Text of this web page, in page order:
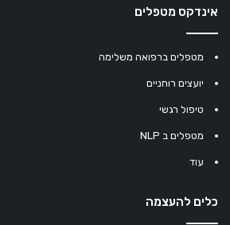
אינדקס מטפלים
מטפלים ברפואה משלימה
יועצים רוחניים
טיפול רגשי
מטפלים ב NLP
עוד
כלים להעצמה